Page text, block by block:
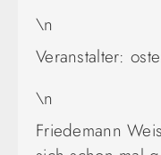
\n
Veranstalter:
\n
Friedemann